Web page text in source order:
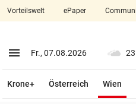
close
arrow_right
Vorteilswelt ePaper
menu Menü aufklappen
Fr., 07.08.2026
Krone+ Österreich Wien